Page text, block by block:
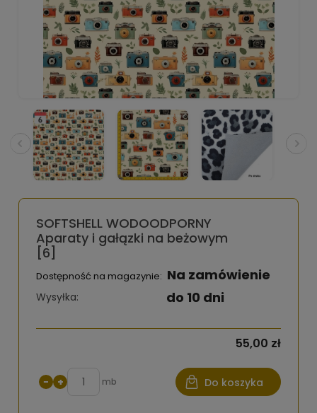
SOFTSHELL WODOODPORNY
Aparaty i gałązki na beżowym
[6]
Dostępność na magazynie: Na zamówienie
Wysyłka: do 10 dni
55,00 zł
− + mb Do koszyka